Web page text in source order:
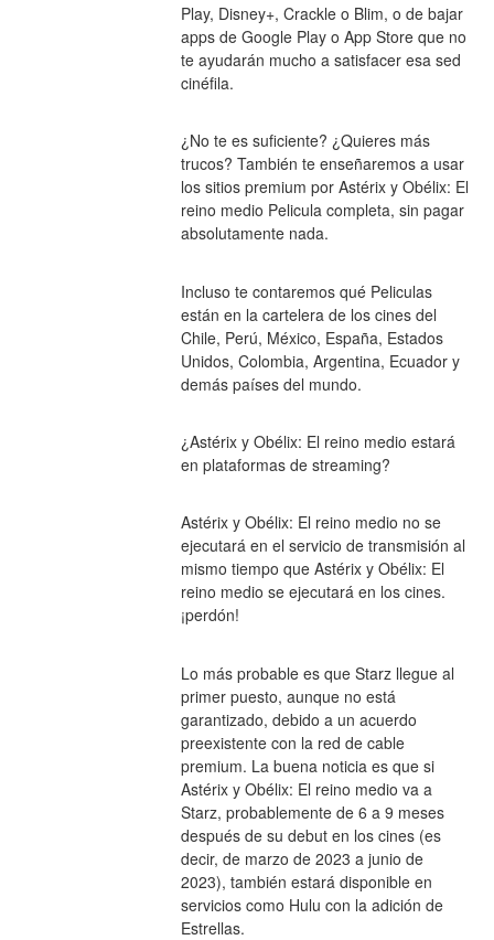
Play, Disney+, Crackle o Blim, o de bajar
apps de Google Play o App Store que no
te ayudarán mucho a satisfacer esa sed
cinéfila.
¿No te es suficiente? ¿Quieres más
trucos? También te enseñaremos a usar
los sitios premium por Astérix y Obélix: El
reino medio Pelicula completa, sin pagar
absolutamente nada.
Incluso te contaremos qué Peliculas
están en la cartelera de los cines del
Chile, Perú, México, España, Estados
Unidos, Colombia, Argentina, Ecuador y
demás países del mundo.
¿Astérix y Obélix: El reino medio estará
en plataformas de streaming?
Astérix y Obélix: El reino medio no se
ejecutará en el servicio de transmisión al
mismo tiempo que Astérix y Obélix: El
reino medio se ejecutará en los cines.
¡perdón!
Lo más probable es que Starz llegue al
primer puesto, aunque no está
garantizado, debido a un acuerdo
preexistente con la red de cable
premium. La buena noticia es que si
Astérix y Obélix: El reino medio va a
Starz, probablemente de 6 a 9 meses
después de su debut en los cines (es
decir, de marzo de 2023 a junio de
2023), también estará disponible en
servicios como Hulu con la adición de
Estrellas.